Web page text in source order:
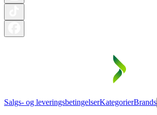
Salgs- og leveringsbetingelserKategorierBrands